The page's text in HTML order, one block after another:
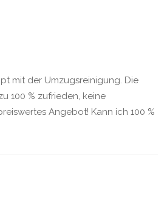
mit der Umzugsreinigung. Die
100 % zufrieden, keine
Angebot! Kann ich 100 %